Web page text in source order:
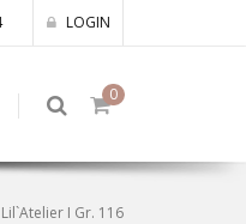
LOGIN
0
Lil`Atelier I Gr. 116